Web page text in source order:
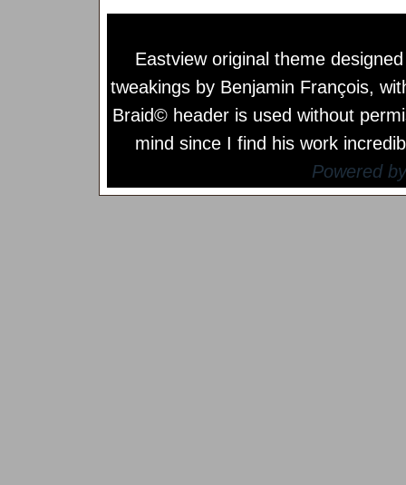
Eastview original theme
tweakings by Benjamin François,
Braid© header is used without
mind since I find his work
Powered